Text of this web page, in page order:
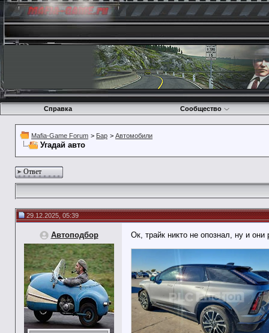
Справка Сообщество
Mafia-Game Forum > Бар > Автомобили
Угадай авто
Ответ
29.12.2025, 05:39
Автоподбор Ок, трайк никто не опознал, ну и они